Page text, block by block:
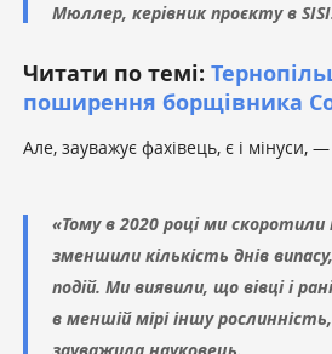
Мюллер, керівник проєкту в
Читати по темі:
поширення борщівника
Але, зауважує фахівець, є і мінуси,
«Тому в 2020 році ми скоротили
зменшили кількість днів
подій. Ми виявили, що вівці і
в меншій мірі іншу